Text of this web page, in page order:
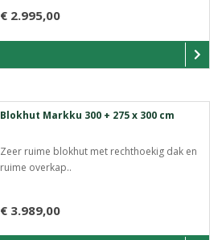
€ 2.995,00
Blokhut Markku 300 + 275 x 300 cm
Zeer ruime blokhut met rechthoekig dak en
ruime overkap..
€ 3.989,00